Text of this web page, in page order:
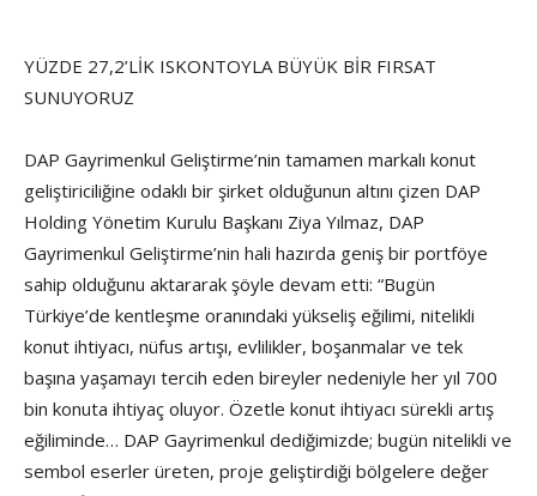
YÜZDE 27,2’LİK ISKONTOYLA BÜYÜK BİR FIRSAT
SUNUYORUZ
DAP Gayrimenkul Geliştirme’nin tamamen markalı konut
geliştiriciliğine odaklı bir şirket olduğunun altını çizen DAP
Holding Yönetim Kurulu Başkanı Ziya Yılmaz, DAP
Gayrimenkul Geliştirme’nin hali hazırda geniş bir portföye
sahip olduğunu aktararak şöyle devam etti: “Bugün
Türkiye’de kentleşme oranındaki yükseliş eğilimi, nitelikli
konut ihtiyacı, nüfus artışı, evlilikler, boşanmalar ve tek
başına yaşamayı tercih eden bireyler nedeniyle her yıl 700
bin konuta ihtiyaç oluyor. Özetle konut ihtiyacı sürekli artış
eğiliminde… DAP Gayrimenkul dediğimizde; bugün nitelikli ve
sembol eserler üreten, proje geliştirdiği bölgelere değer